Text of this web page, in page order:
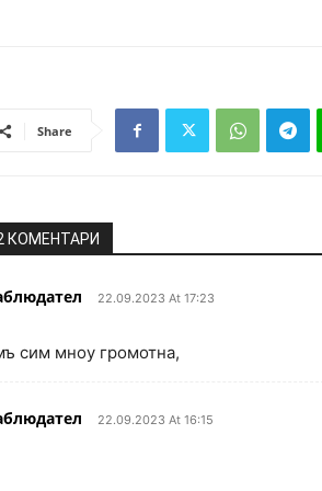
Share
КОМЕНТАРИ
22.09.2023 At 17:23
сим мноу громотна,
22.09.2023 At 16:15